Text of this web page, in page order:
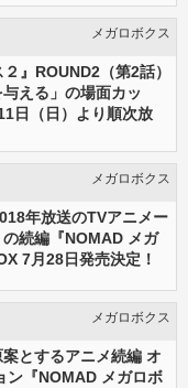
メガロボクス
』ROUND2（第2話）
与える」の場面カッ
日（日）より順次放
メガロボクス
年放送のTVアニメー
続編『NOMAD メガ
7月28日発売決定！
メガロボクス
案とするアニメ続編 オ
ン『NOMAD メガロボ